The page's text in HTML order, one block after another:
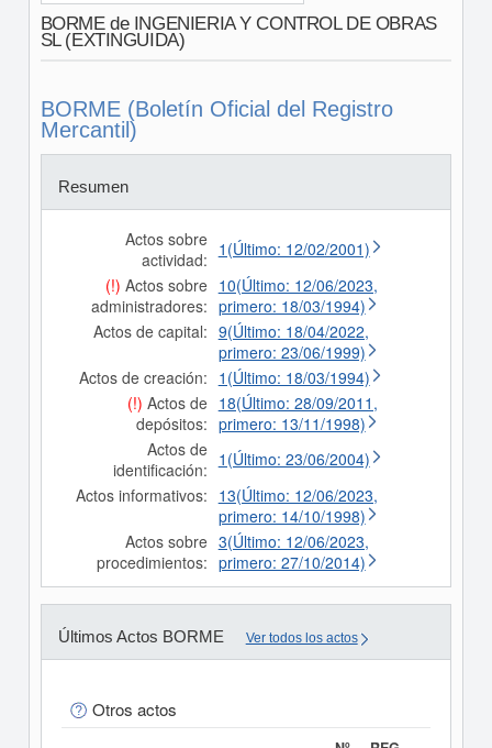
BORME de INGENIERIA Y CONTROL DE OBRAS
SL (EXTINGUIDA)
BORME (Boletín Oficial del Registro
Mercantil)
Resumen
Actos sobre
actividad: 1(Último: 12/02/2001)
(!) Actos sobre
administradores:
10(Último: 12/06/2023,
primero: 18/03/1994)
Actos de capital: 9(Último: 18/04/2022,
primero: 23/06/1999)
Actos de creación: 1(Último: 18/03/1994)
(!) Actos de
depósitos:
18(Último: 28/09/2011,
primero: 13/11/1998)
Actos de
identificación: 1(Último: 23/06/2004)
Actos informativos: 13(Último: 12/06/2023,
primero: 14/10/1998)
Actos sobre
procedimientos:
3(Último: 12/06/2023,
primero: 27/10/2014)
Últimos Actos BORME Ver todos los actos
Otros actos